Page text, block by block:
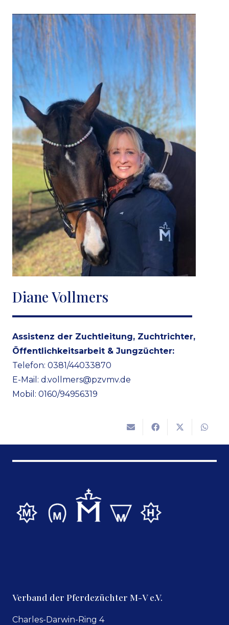
Diane Vollmers
Assistenz der Zuchtleitung, Zuchtrichter,
Öffentlichkeitsarbeit & Jungzüchter:
Telefon: 0381/44033870
E-Mail: d.vollmers@pzvmv.de
Mobil: 0160/94956319
Verband der Pferdezüchter M-V e.V.
Charles-Darwin-Ring 4